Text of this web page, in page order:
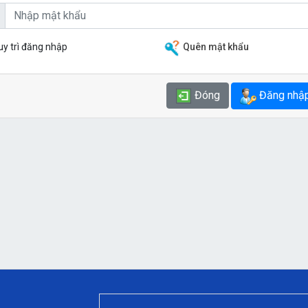
trì đăng nhập Quên mật khẩu
Đóng Đăng